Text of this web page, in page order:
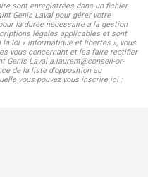
sont enregistrées dans un fichier
Genis Laval pour gérer votre
la durée nécessaire à la gestion
légales applicables et sont
loi « informatique et libertés », vous
vous concernant et les faire rectifier
Genis Laval a.laurent@conseil-or-
de la liste d'opposition au
vous pouvez vous inscrire ici :